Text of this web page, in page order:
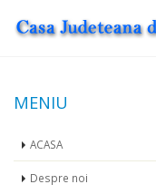
MENIU
ACASA
Despre noi